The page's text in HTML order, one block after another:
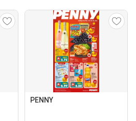
PENNY